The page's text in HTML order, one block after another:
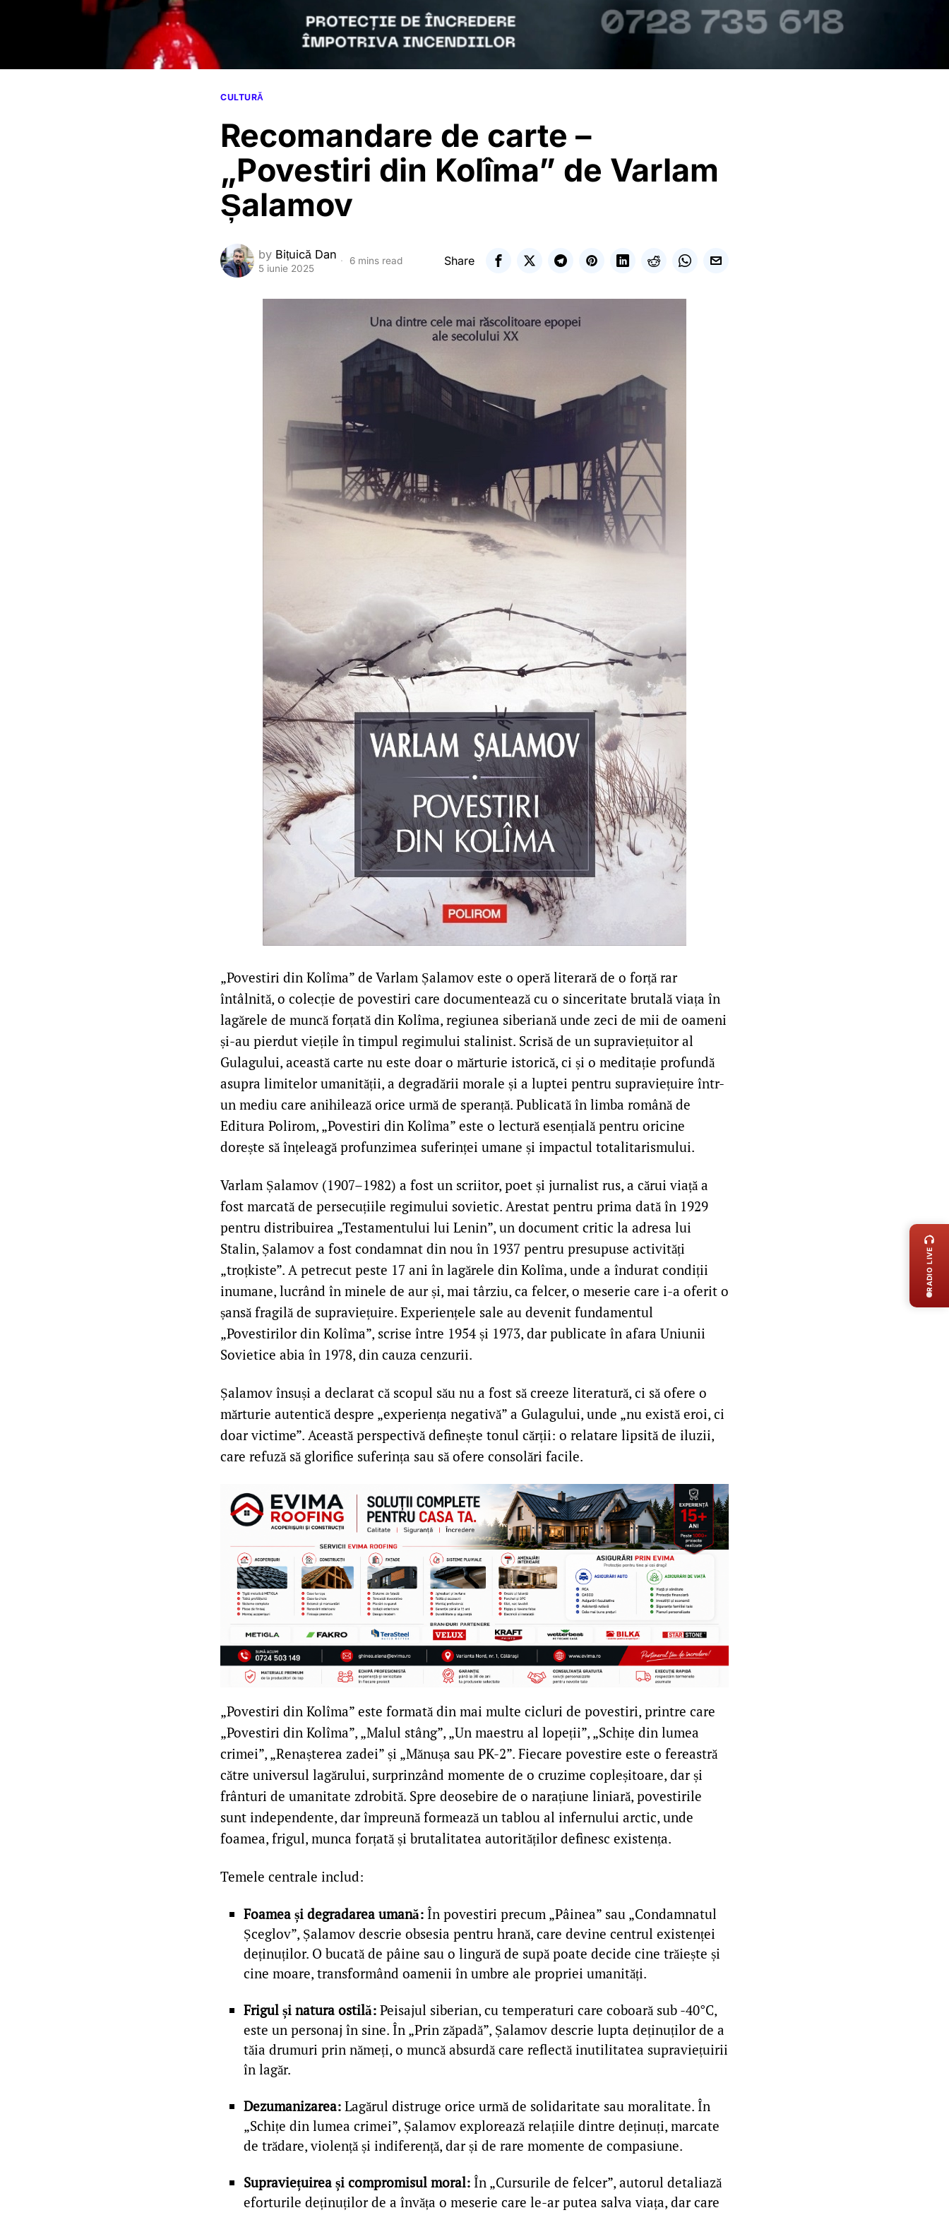
CULTURĂ
Recomandare de carte –
„Povestiri din Kolîma” de Varlam
Șalamov
by Bițuică Dan
5 iunie 2025
6 mins read Share
„Povestiri din Kolîma” de Varlam Șalamov este o operă literară de o forță rar
întâlnită, o colecție de povestiri care documentează cu o sinceritate brutală viața în
lagărele de muncă forțată din Kolîma, regiunea siberiană unde zeci de mii de oameni
și-au pierdut viețile în timpul regimului stalinist. Scrisă de un supraviețuitor al
Gulagului, această carte nu este doar o mărturie istorică, ci și o meditație profundă
asupra limitelor umanității, a degradării morale și a luptei pentru supraviețuire într-
un mediu care anihilează orice urmă de speranță. Publicată în limba română de
Editura Polirom, „Povestiri din Kolîma” este o lectură esențială pentru oricine
dorește să înțeleagă profunzimea suferinței umane și impactul totalitarismului.
Varlam Șalamov (1907–1982) a fost un scriitor, poet și jurnalist rus, a cărui viață a
fost marcată de persecuțiile regimului sovietic. Arestat pentru prima dată în 1929
pentru distribuirea „Testamentului lui Lenin”, un document critic la adresa lui
Stalin, Șalamov a fost condamnat din nou în 1937 pentru presupuse activități
„troțkiste”. A petrecut peste 17 ani în lagărele din Kolîma, unde a îndurat condiții
inumane, lucrând în minele de aur și, mai târziu, ca felcer, o meserie care i-a oferit o
șansă fragilă de supraviețuire. Experiențele sale au devenit fundamentul
„Povestirilor din Kolîma”, scrise între 1954 și 1973, dar publicate în afara Uniunii
Sovietice abia în 1978, din cauza cenzurii.
Șalamov însuși a declarat că scopul său nu a fost să creeze literatură, ci să ofere o
mărturie autentică despre „experiența negativă” a Gulagului, unde „nu există eroi, ci
doar victime”. Această perspectivă definește tonul cărții: o relatare lipsită de iluzii,
care refuză să glorifice suferința sau să ofere consolări facile.
„Povestiri din Kolîma” este formată din mai multe cicluri de povestiri, printre care
„Povestiri din Kolîma”, „Malul stâng”, „Un maestru al lopeții”, „Schițe din lumea
crimei”, „Renașterea zadei” și „Mănușa sau PK-2”. Fiecare povestire este o fereastră
către universul lagărului, surprinzând momente de o cruzime copleșitoare, dar și
frânturi de umanitate zdrobită. Spre deosebire de o narațiune liniară, povestirile
sunt independente, dar împreună formează un tablou al infernului arctic, unde
foamea, frigul, munca forțată și brutalitatea autorităților definesc existența.
Temele centrale includ:
Foamea și degradarea umană: În povestiri precum „Pâinea” sau „Condamnatul
Șceglov”, Șalamov descrie obsesia pentru hrană, care devine centrul existenței
deținuților. O bucată de pâine sau o lingură de supă poate decide cine trăiește și
cine moare, transformând oamenii în umbre ale propriei umanități.
Frigul și natura ostilă: Peisajul siberian, cu temperaturi care coboară sub -40°C,
este un personaj în sine. În „Prin zăpadă”, Șalamov descrie lupta deținuților de a
tăia drumuri prin nămeți, o muncă absurdă care reflectă inutilitatea supraviețuirii
în lagăr.
Dezumanizarea: Lagărul distruge orice urmă de solidaritate sau moralitate. În
„Schițe din lumea crimei”, Șalamov explorează relațiile dintre deținuți, marcate
de trădare, violență și indiferență, dar și de rare momente de compasiune.
Supraviețuirea și compromisul moral: În „Cursurile de felcer”, autorul detaliază
eforturile deținuților de a învăța o meserie care le-ar putea salva viața, dar care
RADIO LIVE